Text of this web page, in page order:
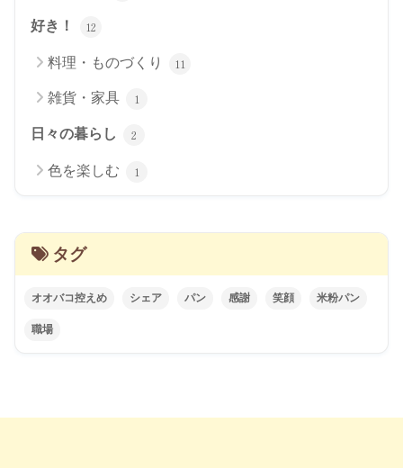
好き！ 12
料理・ものづくり 11
雑貨・家具 1
日々の暮らし 2
色を楽しむ 1
タグ
オオバコ控えめ シェア パン 感謝 笑顔 米粉パン
職場